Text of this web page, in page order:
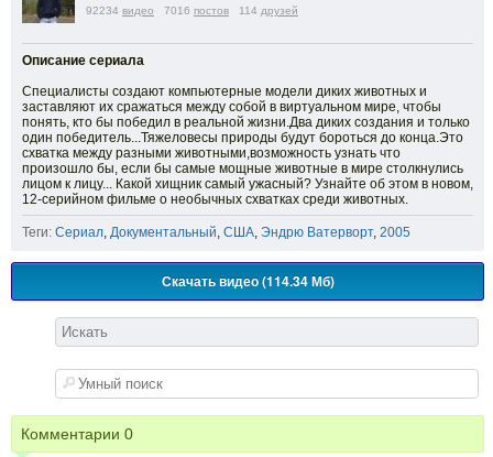
92234 видео 7016 постов 114 друзей
Описание сериала
Специалисты создают компьютерные модели диких животных и
заставляют их сражаться между собой в виртуальном мире, чтобы
понять, кто бы победил в реальной жизни.Два диких создания и только
один победитель...Тяжеловесы природы будут бороться до конца.Это
схватка между разными животными,возможность узнать что
произошло бы, если бы самые мощные животные в мире столкнулись
лицом к лицу... Какой хищник самый ужасный? Узнайте об этом в новом,
12-серийном фильме о необычных схватках среди животных.
Теги: Сериал, Документальный, США, Эндрю Ватерворт, 2005
Скачать видео (114.34 Мб)
Комментарии 0